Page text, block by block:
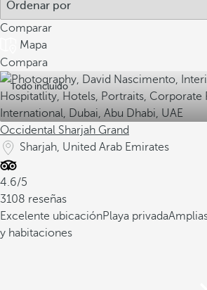
Comparar
Mapa
Compara
Todo incluido
Occidental Sharjah Grand
Sharjah, United Arab Emirates
4.6/5
3108 reseñas
Excelente ubicaciónPlaya privada
y habitaciones